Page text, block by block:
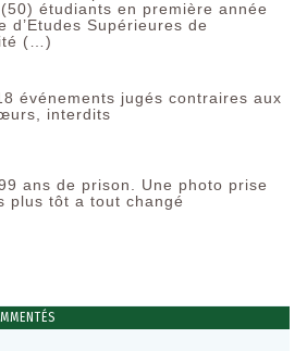
étudiants en première année
d’Etudes Supérieures de
(…)
événements jugés contraires aux
interdits
ans de prison. Une photo prise
plus tôt a tout changé